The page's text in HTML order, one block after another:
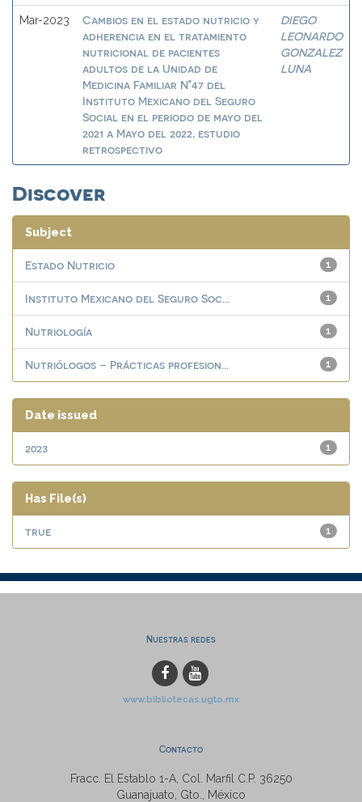
Mar-2023
Cambios en el estado nutricio y
adherencia en el tratamiento
nutricional de pacientes
adultos de la Unidad de
Medicina Familiar N°47 del
Instituto Mexicano del Seguro
Social en el periodo de mayo del
2021 a Mayo del 2022, estudio
retrospectivo
DIEGO
LEONARDO
GONZALEZ
LUNA
Discover
Subject
1
Estado Nutricio
1
Instituto Mexicano del Seguro Soc...
1
Nutriología
1
Nutriólogos – Prácticas profesion...
Date issued
1
2023
Has File(s)
1
true
Nuestras redes
www.bibliotecas.ugto.mx
Contacto
Fracc. El Establo 1-A, Col. Marfil C.P. 36250
Guanajuato, Gto., México